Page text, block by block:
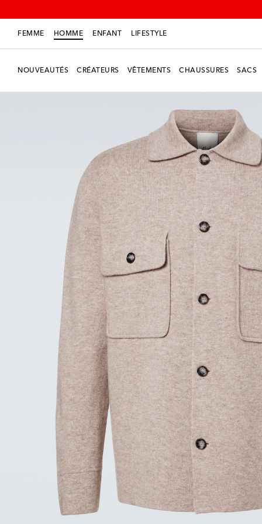
FEMME HOMME ENFANT LIFESTYLE
NOUVEAUTÉS CRÉATEURS VÊTEMENTS CHAUSSURES SACS